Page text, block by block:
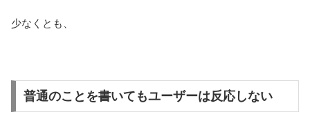
少なくとも、
普通のことを書いてもユーザーは反応しない